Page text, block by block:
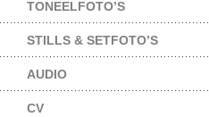
TONEELFOTO’S
STILLS & SETFOTO’S
AUDIO
CV